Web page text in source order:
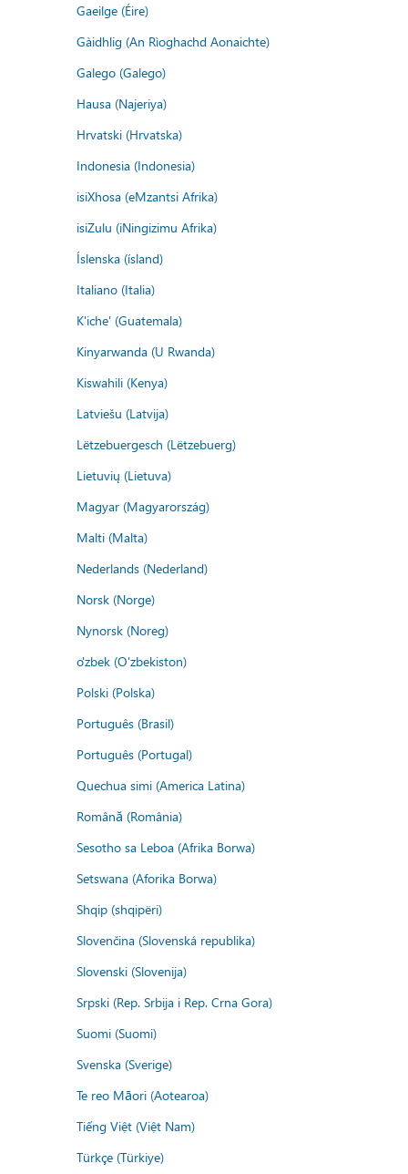
Gaeilge (Éire)
Gàidhlig (An Rìoghachd Aonaichte)
Galego (Galego)
Hausa (Najeriya)
Hrvatski (Hrvatska)
Indonesia (Indonesia)
isiXhosa (eMzantsi Afrika)
isiZulu (iNingizimu Afrika)
Íslenska (ísland)
Italiano (Italia)
K'iche' (Guatemala)
Kinyarwanda (U Rwanda)
Kiswahili (Kenya)
Latviešu (Latvija)
Lëtzebuergesch (Lëtzebuerg)
Lietuvių (Lietuva)
Magyar (Magyarország)
Malti (Malta)
Nederlands (Nederland)
Norsk (Norge)
Nynorsk (Noreg)
o'zbek (O'zbekiston)
Polski (Polska)
Português (Brasil)
Português (Portugal)
Quechua simi (America Latina)
Română (România)
Sesotho sa Leboa (Afrika Borwa)
Setswana (Aforika Borwa)
Shqip (shqipëri)
Slovenčina (Slovenská republika)
Slovenski (Slovenija)
Srpski (Rep. Srbija i Rep. Crna Gora)
Suomi (Suomi)
Svenska (Sverige)
Te reo Māori (Aotearoa)
Tiếng Việt (Việt Nam)
Türkçe (Türkiye)